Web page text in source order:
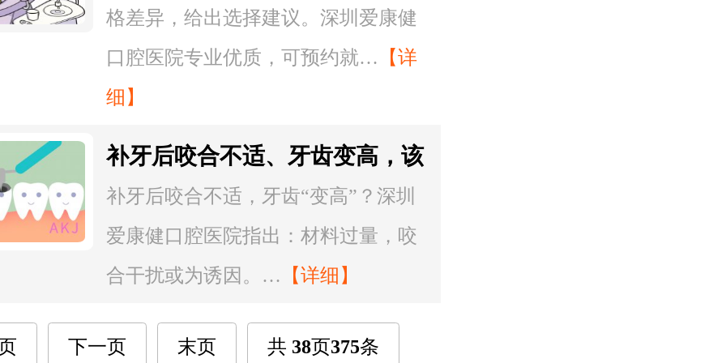
格差异，给出选择建议。深圳爱康健
口腔医院专业优质，可预约就… 【详
细】
补牙后咬合不适、牙齿变高，该
怎么调整？
补牙后咬合不适，牙齿“变高”？深圳
爱康健口腔医院指出：材料过量，咬
合干扰或为诱因。… 【详细】
下一页 末页 共 38页375条